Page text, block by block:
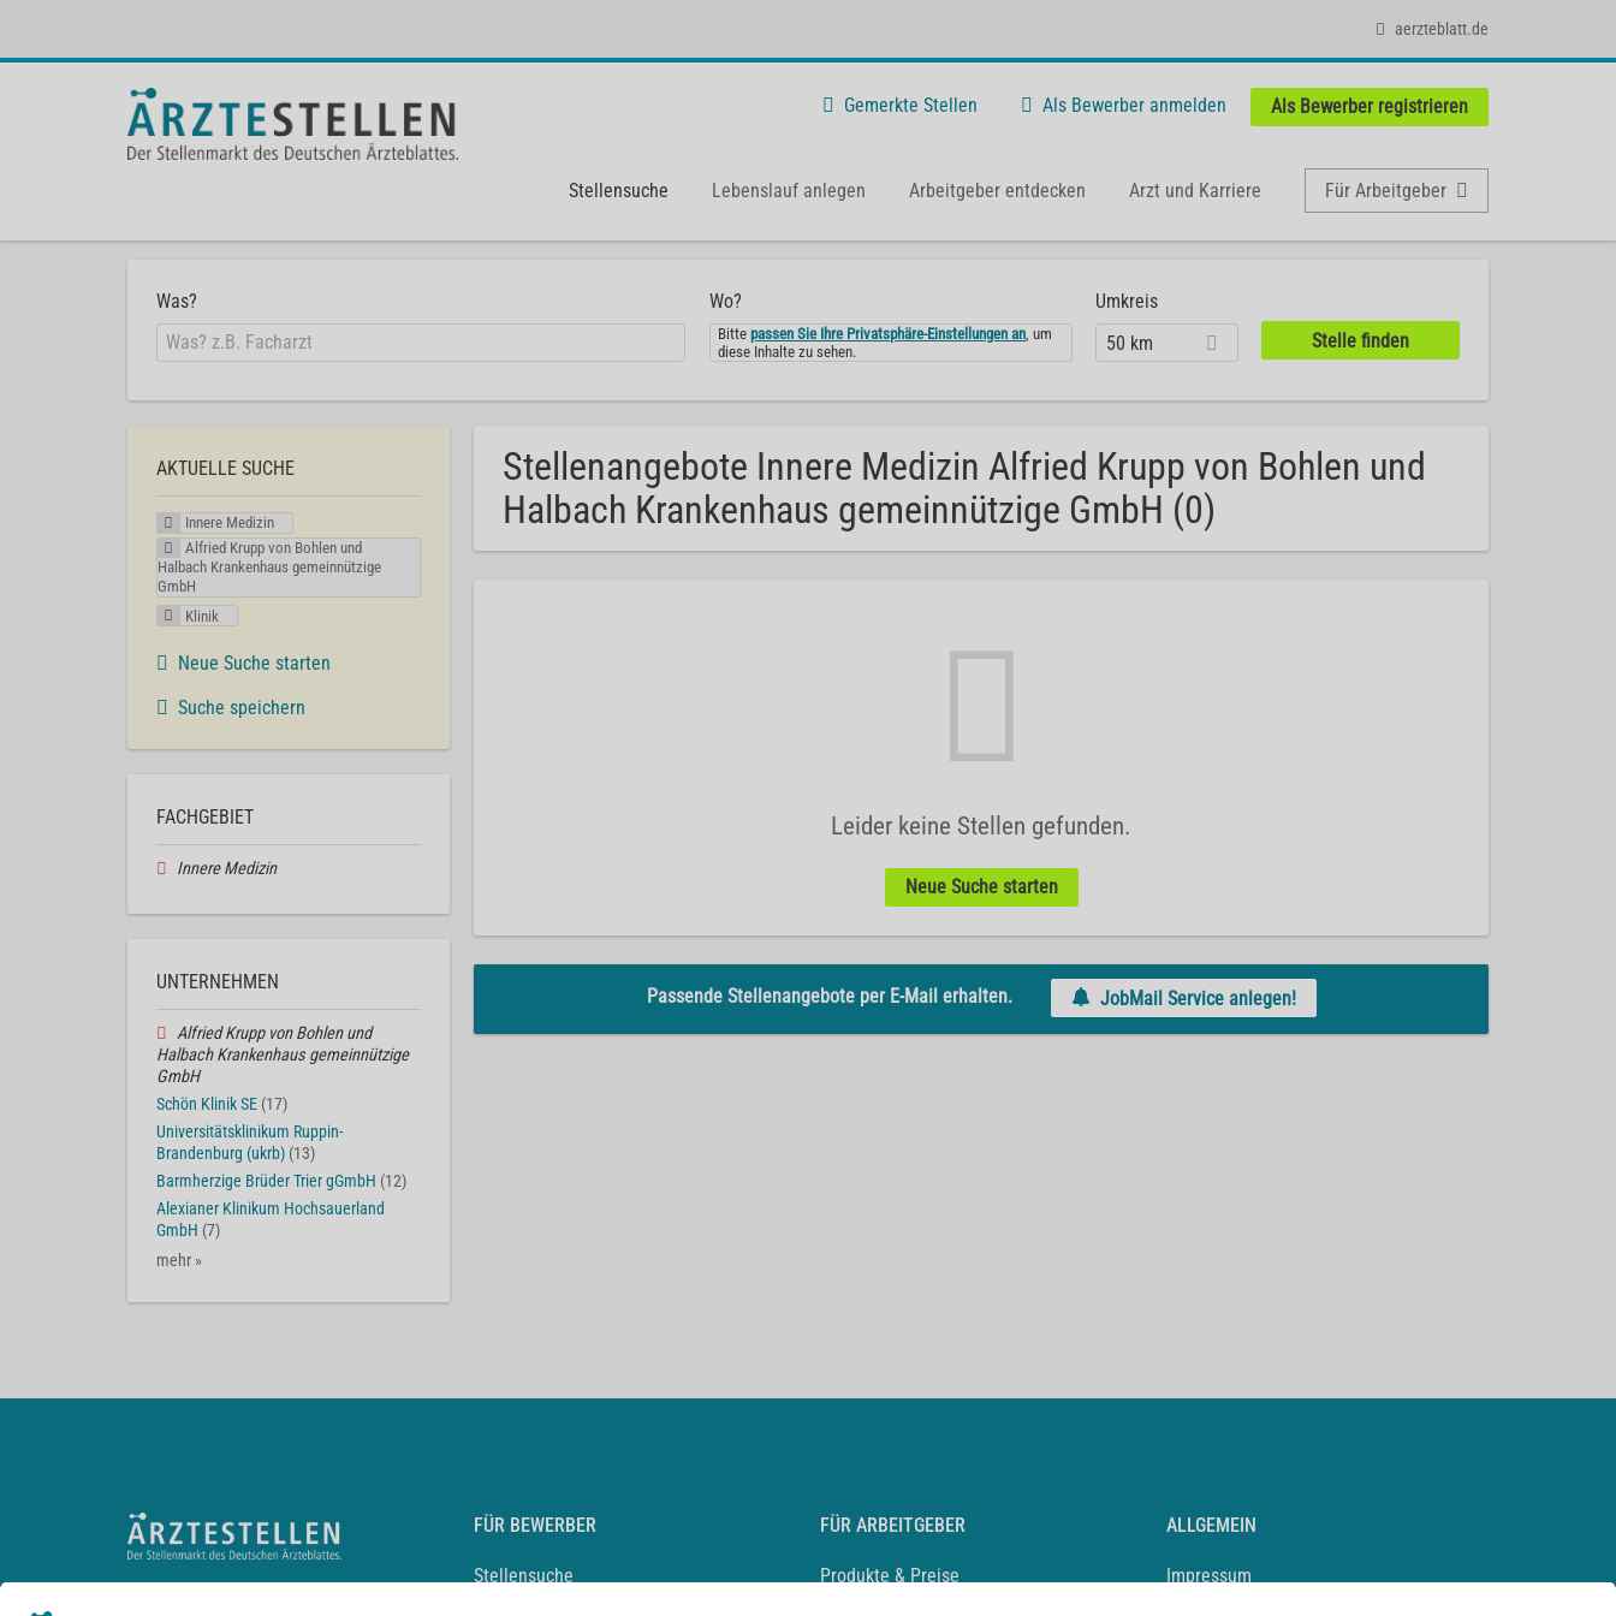
aerzteblatt.de
Gemerkte Stellen Als Bewerber anmelden Als Bewerber registrieren
Stellensuche Lebenslauf anlegen Arbeitgeber entdecken Arzt und Karriere Für Arbeitgeber
Was? Wo?
Bittepassen Sie Ihre Privatsphäre-Einstellungen an, um
diese Inhalte zu sehen.
Umkreis
50 km
Stellenangebote Innere Medizin Alfried Krupp von Bohlen und
Halbach Krankenhaus gemeinnützige GmbH (0)
Leider keine Stellen gefunden.
Neue Suche starten
Passende Stellenangebote per E-Mail erhalten. JobMail Service anlegen!
AKTUELLE SUCHE
Innere Medizin
Alfried Krupp von Bohlen und
Halbach Krankenhaus gemeinnützige
GmbH
Klinik
Neue Suche starten
Suche speichern
FACHGEBIET
Innere Medizin
UNTERNEHMEN
Alfried Krupp von Bohlen und
Halbach Krankenhaus gemeinnützige
GmbH
Schön Klinik SE (17)
Universitätsklinikum Ruppin-
Brandenburg (ukrb) (13)
Barmherzige Brüder Trier gGmbH (12)
Alexianer Klinikum Hochsauerland
GmbH (7)
mehr »
FÜR BEWERBER
Stellensuche
FÜR ARBEITGEBER
Produkte & Preise
ALLGEMEIN
Impressum